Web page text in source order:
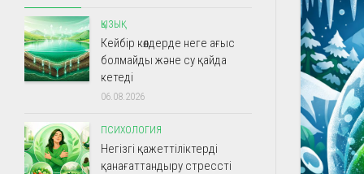
ҚЫЗЫҚ
Кейбір көлдерде неге ағыс
болмайды және су қайда
кетеді
06.08.2026
ПСИХОЛОГИЯ
Негізгі қажеттіліктерді
қанағаттандыру стрессті